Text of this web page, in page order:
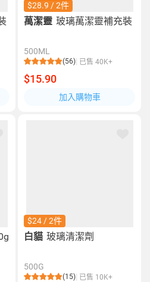
$28.9 / 2件
萬潔靈 玻璃萬潔靈補充裝
500ML
(56) 已售 40K+
$15.90
加入購物車
$24 / 2件
白貓 玻璃清潔劑
500G
(15) 已售 10K+